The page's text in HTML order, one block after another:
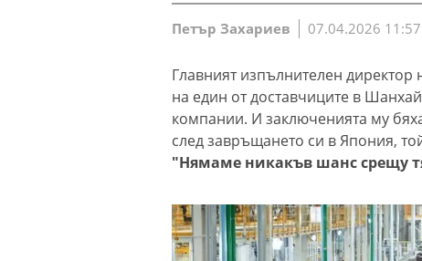
Петър Захариев 07.04.2026 11:57
Главният изпълнителен
на един от доставчиците в
компании. И заключенията му
след завръщането си в Япония,
"Нямаме никакъв шанс срещу